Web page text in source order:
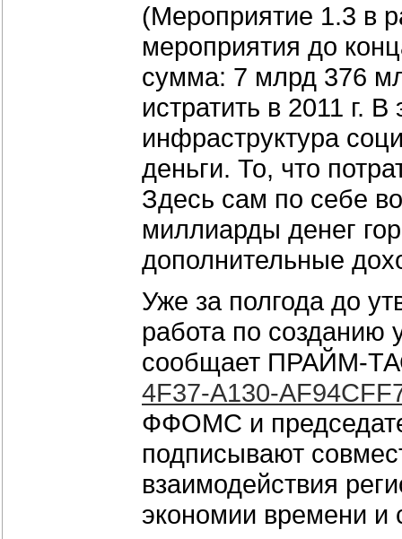
(Мероприятие 1.3 в
мероприятия до
сумма: 7 млрд 376
истратить в 2011 г.
инфраструктура
деньги. То, что
Здесь сам по себе
миллиарды денег
дополнительные
Уже за полгода до
работа по созданию
сообщает ПРАЙМ-
4F37-A130-
ФФОМС и
подписывают
взаимодействия
экономии времени и